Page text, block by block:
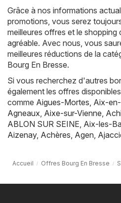
Grâce à nos informations
promotions, vous serez
meilleures offres et le shopping
agréable. Avec nous, vous
meilleures réductions de la
Bourg En Bresse.
Si vous recherchez d'autres
également les offres
comme Aigues-Mortes Aix-
Agneaux Aixe-sur-Vienne
ABLON SUR SEINE Aix-les-
Aizenay, Achères Agen
Accueil Offres Bourg En Bresse